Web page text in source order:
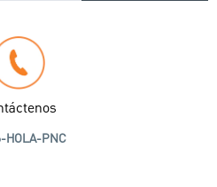
HOLA-PNC